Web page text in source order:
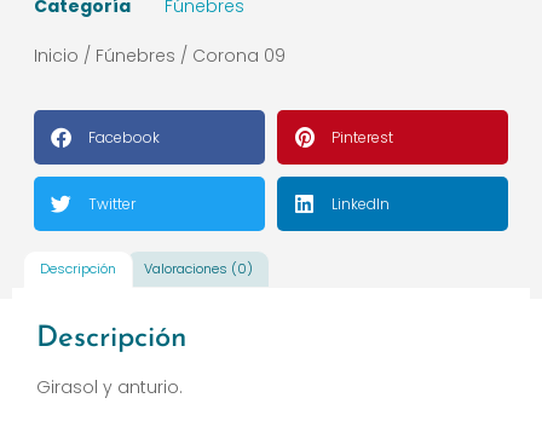
Categoría
Fúnebres
Inicio / Fúnebres / Corona 09
Facebook Pinterest
Twitter LinkedIn
Descripción Valoraciones (0)
Descripción
Girasol y anturio.